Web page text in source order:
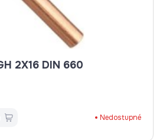
NIT MEDENÝ PGH 2X16 DIN 660
Nedostupné